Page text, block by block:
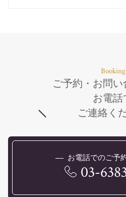
Booking
ご予約・お問い
お電話
ご連絡く
お電話でのご予
03-